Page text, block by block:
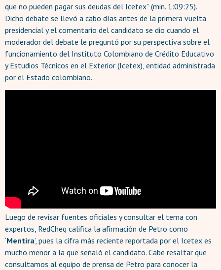
que no pueden pagar sus deudas del Icetex” (min. 1:09:25).
Dicho debate se llevó a cabo días antes de la primera vuelta
presidencial y el comentario del candidato se dio cuando el
moderador del debate le preguntó por su perspectiva sobre el
funcionamiento del Instituto Colombiano de Crédito Educativo
y Estudios Técnicos en el Exterior (Icetex), entidad administrada
por el Estado colombiano.
Luego de revisar fuentes oficiales y consultar el tema con
expertos, RedCheq califica la afirmación de Petro como
‘Mentira’, pues la cifra más reciente reportada por el Icetex es
mucho menor a la que señaló el candidato. Cabe resaltar que
consultamos al equipo de prensa de Petro para conocer la